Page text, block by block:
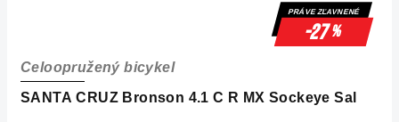
PRÁVE ZĽAVNENÉ
-27%
SANTA CRUZ Bronson 4.1 C R MX Sockeye Sal
Celoopružený bicykel